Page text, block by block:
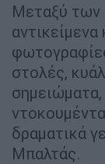
Μεταξύ των
στολές,
δραματικά
Μπαλτάς.